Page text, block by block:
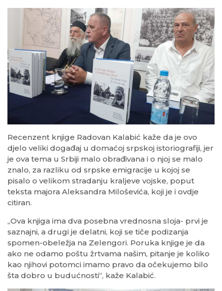
Recenzent knjige Radovan Kalabić kaže da je ovo
djelo veliki događaj u domaćoj srpskoj istoriografiji, jer
je ova tema u Srbiji malo obrađivana i o njoj se malo
znalo, za razliku od srpske emigracije u kojoj se
pisalo o velikom stradanju kraljeve vojske, poput
teksta majora Aleksandra Miloševića, koji je i ovdje
citiran.
„Ova knjiga ima dva posebna vrednosna sloja- prvi je
saznajni, a drugi je delatni, koji se tiče podizanja
spomen-obeležja na Zelengori. Poruka knjige je da
ako ne odamo poštu žrtvama našim, pitanje je koliko
kao njihovi potomci imamo pravo da očekujemo bilo
šta dobro u budućnosti“, kaže Kalabić.